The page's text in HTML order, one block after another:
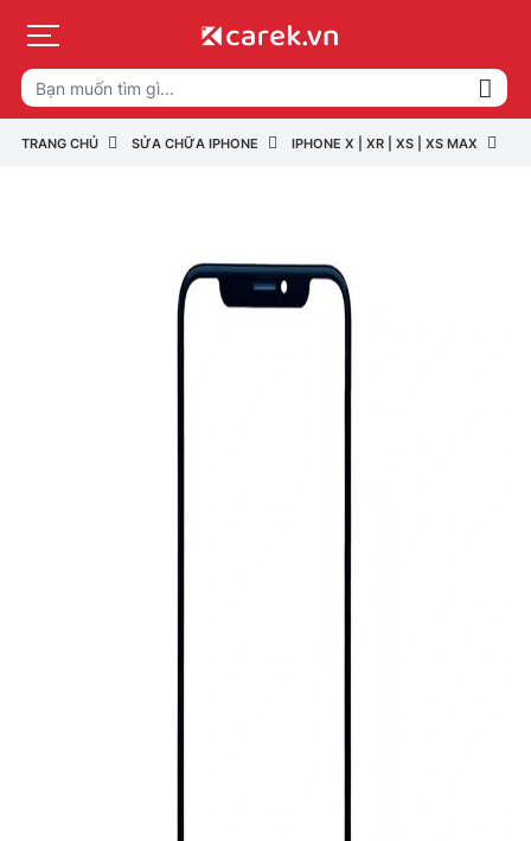
TRANG CHỦ SỬA CHỮA IPHONE IPHONE X | XR | XS | XS MAX